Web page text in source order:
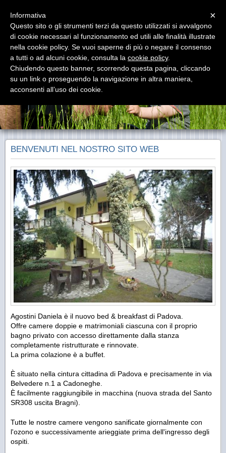
Bed and Breakfast Daniela
Camere con prima Colazione via Belvedere 1 - 35010 Cadoneghe PD -
mail: info@bedpadova.com
BENVENUTI NEL NOSTRO SITO WEB
Agostini Daniela è il nuovo bed & breakfast di Padova.
Offre camere doppie e matrimoniali ciascuna con il proprio
bagno privato con accesso direttamente dalla stanza
completamente ristrutturate e rinnovate.
La prima colazione è a buffet.
È situato nella cintura cittadina di Padova e precisamente in via
Belvedere n.1 a Cadoneghe.
È facilmente raggiungibile in macchina (nuova strada del Santo
SR308 uscita Bragni).
Tutte le nostre camere vengono sanificate giornalmente con
l'ozono e successivamente arieggiate prima dell'ingresso degli
ospiti.
×
Informativa
Questo sito o gli strumenti terzi da questo utilizzati si avvalgono
di cookie necessari al funzionamento ed utili alle finalità illustrate
nella cookie policy. Se vuoi saperne di più o negare il consenso
a tutti o ad alcuni cookie, consulta la cookie policy.
Chiudendo questo banner, scorrendo questa pagina, cliccando
su un link o proseguendo la navigazione in altra maniera,
acconsenti all’uso dei cookie.